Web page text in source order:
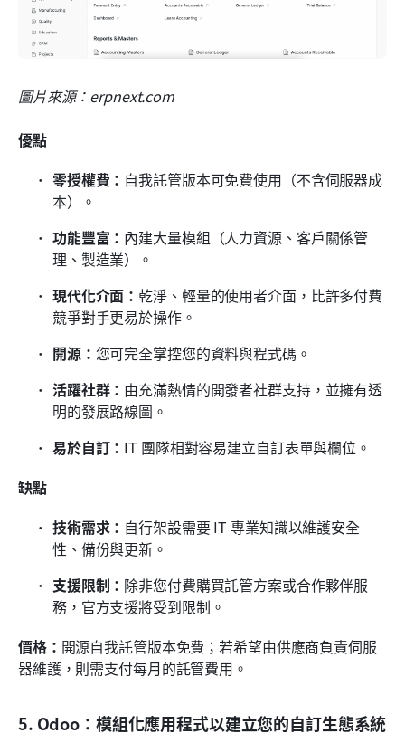
圖片來源：erpnext.com
優點
零授權費： 自我託管版本可免費使用（不含伺服器成
本）。
功能豐富： 內建大量模組（人力資源、客戶關係管
理、製造業）。
現代化介面：乾淨、輕量的使用者介面，比許多付費
競爭對手更易於操作。
開源： 您可完全掌控您的資料與程式碼。
活躍社群： 由充滿熱情的開發者社群支持，並擁有透
明的發展路線圖。
易於自訂： IT 團隊相對容易建立自訂表單與欄位。
缺點
技術需求： 自行架設需要 IT 專業知識以維護安全
性、備份與更新。
支援限制： 除非您付費購買託管方案或合作夥伴服
務，官方支援將受到限制。
價格： 開源自我託管版本免費；若希望由供應商負責伺服
器維護，則需支付每月的託管費用。
5. Odoo：模組化應用程式以建立您的自訂生態系統